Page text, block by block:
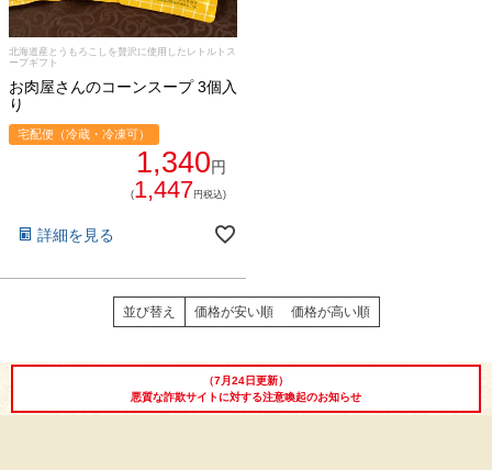
食べ方レシピ
焼き方レシピ
レビュー一覧
コーンスープ
目録ギフト
プレミアムギフト
ギフトカテゴリー一覧
北海道産とうもろこしを贅沢に使用したレトルトス
ープギフト
お肉屋さんのコーンスープ 3個入
り
宅配便（冷蔵・冷凍可）
1,340円
(1,447円税込)
詳細を見る
並び替え 価格が安い順 価格が高い順
（7月24日更新）
悪質な詐欺サイトに対する注意喚起のお知らせ